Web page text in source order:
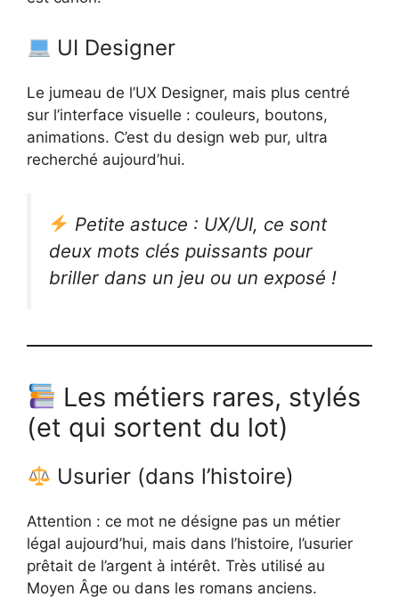
UI Designer
Le jumeau de l’UX Designer, mais plus centré
sur l’interface visuelle : couleurs, boutons,
animations. C’est du design web pur, ultra
recherché aujourd’hui.
Petite astuce : UX/UI, ce sont
deux mots clés puissants pour
briller dans un jeu ou un exposé !
Les métiers rares, stylés
(et qui sortent du lot)
Usurier (dans l’histoire)
Attention : ce mot ne désigne pas un métier
légal aujourd’hui, mais dans l’histoire, l’usurier
prêtait de l’argent à intérêt. Très utilisé au
Moyen Âge ou dans les romans anciens.